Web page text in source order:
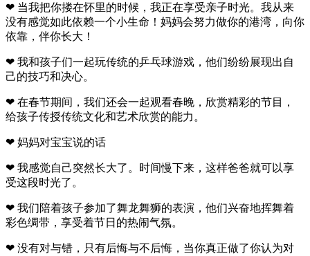
❤ 当我把你搂在怀里的时候，我正在享受亲子时光。我从来
没有感觉如此依赖一个小生命！妈妈会努力做你的港湾，向你
依靠，伴你长大！
❤ 我和孩子们一起玩传统的乒乓球游戏，他们纷纷展现出自
己的技巧和决心。
❤ 在春节期间，我们还会一起观看春晚，欣赏精彩的节目，
给孩子传授传统文化和艺术欣赏的能力。
❤ 妈妈对宝宝说的话
❤ 我感觉自己突然长大了。时间慢下来，这样爸爸就可以享
受这段时光了。
❤ 我们陪着孩子参加了舞龙舞狮的表演，他们兴奋地挥舞着
彩色绸带，享受着节日的热闹气氛。
❤ 没有对与错，只有后悔与不后悔，当你真正做了你认为对